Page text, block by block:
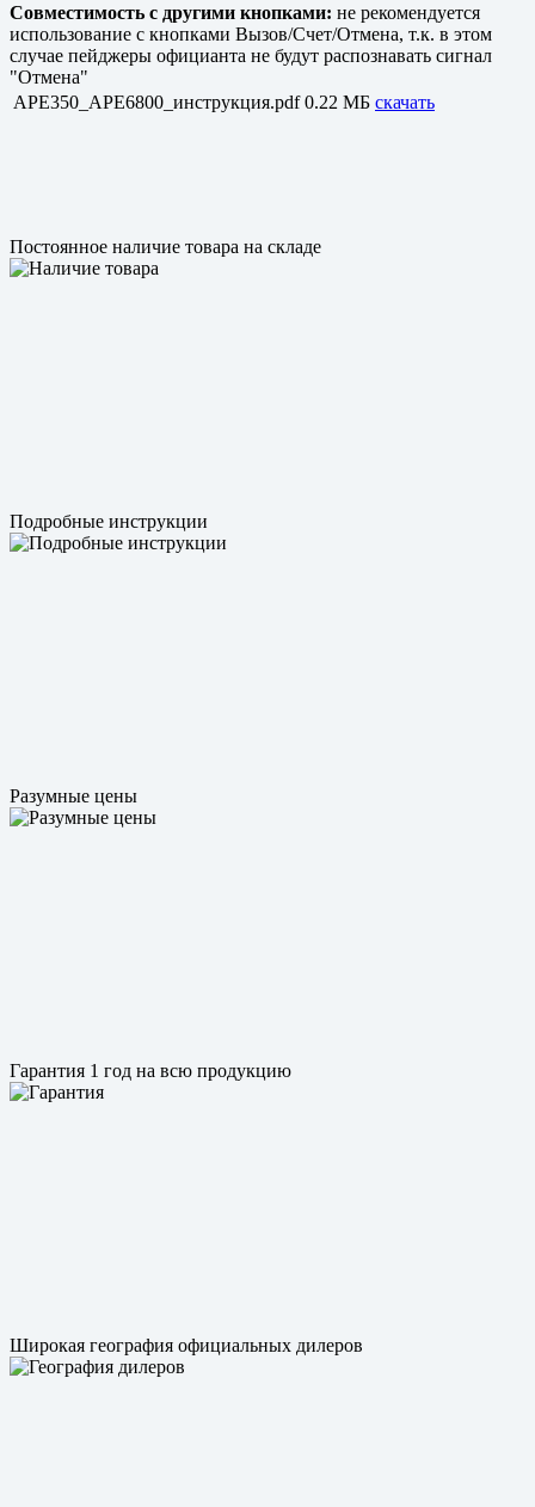
Совместимость с другими кнопками: не рекомендуется
использование с кнопками Вызов/Счет/Отмена, т.к. в этом
случае пейджеры официанта не будут распознавать сигнал
"Отмена"
APE350_APE6800_инструкция.pdf 0.22 МБ скачать
Постоянное наличие товара на складе
Подробные инструкции
Разумные цены
Гарантия 1 год на всю продукцию
Широкая география официальных дилеров